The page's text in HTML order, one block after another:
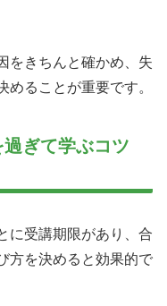
をきちんと確かめ、失
ることが重要です。
ぎて学ぶコツ
に受講期限があり、合
方を決めると効果的で